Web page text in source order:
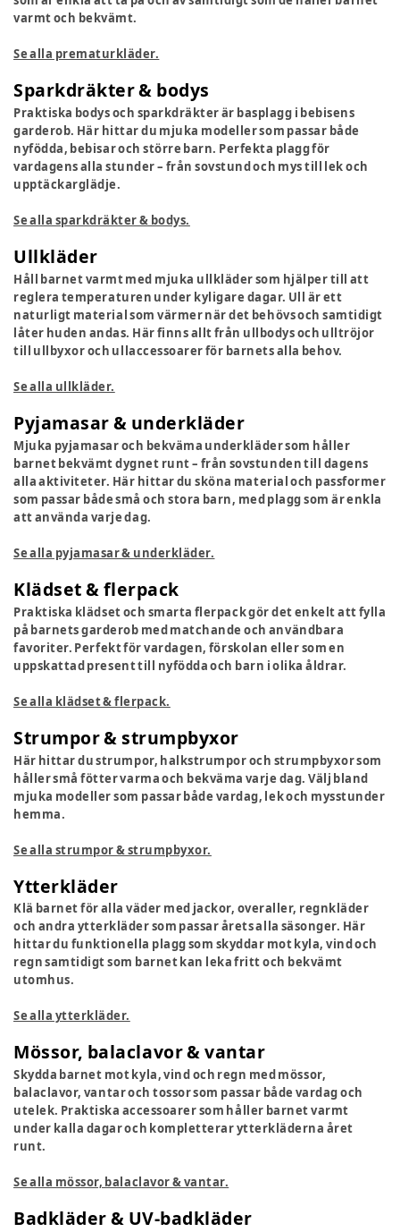
varmt och bekvämt.
Se alla prematurkläder.
Sparkdräkter & bodys
Praktiska bodys och sparkdräkter är basplagg i bebisens
garderob. Här hittar du mjuka modeller som passar både
nyfödda, bebisar och större barn. Perfekta plagg för
vardagens alla stunder – från sovstund och mys till lek och
upptäckarglädje.
Se alla sparkdräkter & bodys.
Ullkläder
Håll barnet varmt med mjuka ullkläder som hjälper till att
reglera temperaturen under kyligare dagar. Ull är ett
naturligt material som värmer när det behövs och samtidigt
låter huden andas. Här finns allt från ullbodys och ulltröjor
till ullbyxor och ullaccessoarer för barnets alla behov.
Se alla ullkläder.
Pyjamasar & underkläder
Mjuka pyjamasar och bekväma underkläder som håller
barnet bekvämt dygnet runt – från sovstunden till dagens
alla aktiviteter. Här hittar du sköna material och passformer
som passar både små och stora barn, med plagg som är enkla
att använda varje dag.
Se alla pyjamasar & underkläder.
Klädset & flerpack
Praktiska klädset och smarta flerpack gör det enkelt att fylla
på barnets garderob med matchande och användbara
favoriter. Perfekt för vardagen, förskolan eller som en
uppskattad present till nyfödda och barn i olika åldrar.
Se alla klädset & flerpack.
Strumpor & strumpbyxor
Här hittar du strumpor, halkstrumpor och strumpbyxor som
håller små fötter varma och bekväma varje dag. Välj bland
mjuka modeller som passar både vardag, lek och mysstunder
hemma.
Se alla strumpor & strumpbyxor.
Ytterkläder
Klä barnet för alla väder med jackor, overaller, regnkläder
och andra ytterkläder som passar årets alla säsonger. Här
hittar du funktionella plagg som skyddar mot kyla, vind och
regn samtidigt som barnet kan leka fritt och bekvämt
utomhus.
Se alla ytterkläder.
Mössor, balaclavor & vantar
Skydda barnet mot kyla, vind och regn med mössor,
balaclavor, vantar och tossor som passar både vardag och
utelek. Praktiska accessoarer som håller barnet varmt
under kalla dagar och kompletterar ytterkläderna året
runt.
Se alla mössor, balaclavor & vantar.
Badkläder & UV-badkläder